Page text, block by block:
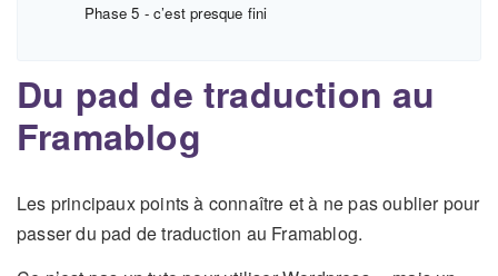
Phase 5 - c’est presque fini
Du pad de traduction au
Framablog
Les principaux points à connaître et à ne pas oublier pour
passer du pad de traduction au Framablog.